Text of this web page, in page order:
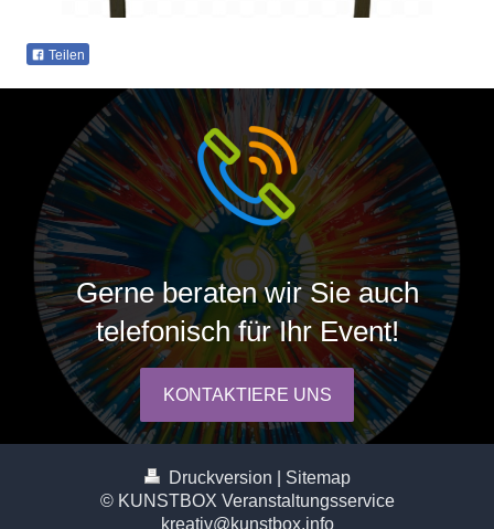
Teilen
Gerne beraten wir Sie auch
telefonisch für Ihr Event!
KONTAKTIERE UNS
Druckversion
Sitemap
© KUNSTBOX Veranstaltungsservice
kreativ@kunstbox.info